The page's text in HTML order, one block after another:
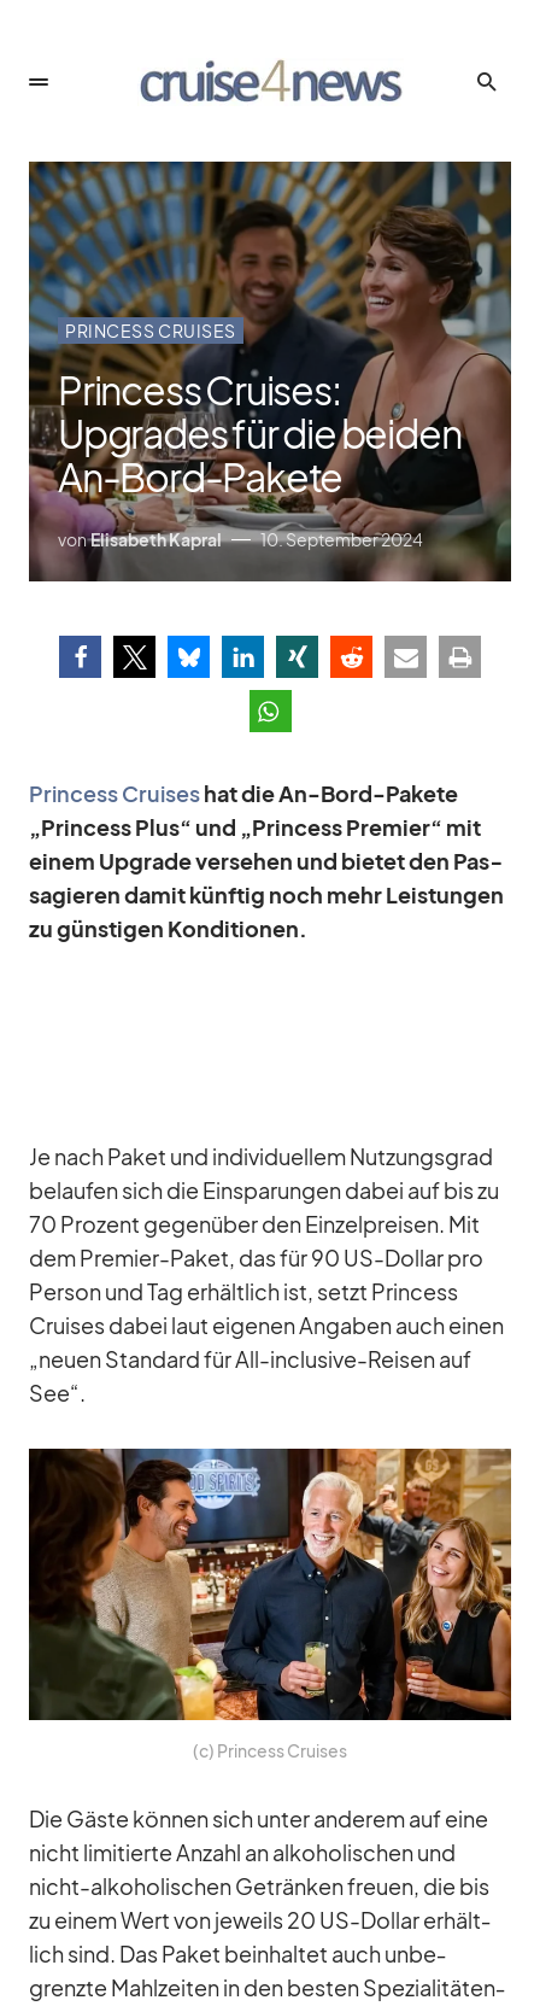
PRINCESS CRUISES
Princess Cruises:
Upgrades für die beiden
An-Bord-Pakete
vonElisabeth Kapral 10. September 2024
Prin­cess Crui­seshat die An-Bord-Pa­kete
„Prin­cess Plus“ und „Prin­cess Pre­mier“ mit
ei­nem Up­grade ver­se­hen und bie­tet den Pas­
sa­gie­ren da­mit künf­tig noch mehr Leis­tun­gen
zu güns­ti­gen Kon­di­tio­nen.
Je nach Pa­ket und in­di­vi­du­el­lem Nut­zungs­grad
be­lau­fen sich die Ein­spa­run­gen da­bei auf bis zu
70 Pro­zent ge­gen­über den Ein­zel­prei­sen. Mit
dem Pre­mier-Pa­ket, das für 90 US-Dol­lar pro
Per­son und Tag er­hält­lich ist, setzt Prin­cess
Crui­ses da­bei laut ei­ge­nen An­ga­ben auch ei­nen
„neuen Stan­dard für All-in­clu­sive-Rei­sen auf
See“.
(c) Prin­cess Crui­ses
Die Gäste kön­nen sich un­ter an­de­rem auf eine
nicht li­mi­tierte An­zahl an al­ko­ho­li­schen und
nicht-al­ko­ho­li­schen Ge­trän­ken freuen, die bis
zu ei­nem Wert von je­weils 20 US-Dol­lar er­hält­
lich sind. Das Pa­ket be­inhal­tet auch un­be­
grenzte Mahl­zei­ten in den bes­ten Spe­zia­li­tä­ten­